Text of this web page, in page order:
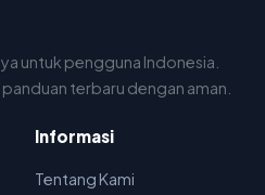
untuk pengguna Indonesia.
terbaru dengan aman.
Informasi
Tentang Kami